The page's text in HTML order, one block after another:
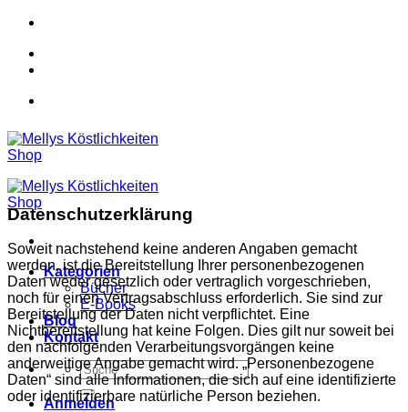
Zum
springen
Kategorien
Bücher
E-Books
Blog
Kontakt
Suche
nach:
Anmelden
Datenschutzerklärung
Soweit nachstehend keine anderen Angaben gemacht
werden, ist die Bereitstellung Ihrer personenbezogenen
Daten weder gesetzlich oder vertraglich vorgeschrieben,
noch für einen Vertragsabschluss erforderlich. Sie sind zur
Bereitstellung der Daten nicht verpflichtet. Eine
Nichtbereitstellung hat keine Folgen. Dies gilt nur soweit bei
den nachfolgenden Verarbeitungsvorgängen keine
anderweitige Angabe gemacht wird. „Personenbezogene
Daten“ sind alle Informationen, die sich auf eine identifizierte
oder identifizierbare natürliche Person beziehen.